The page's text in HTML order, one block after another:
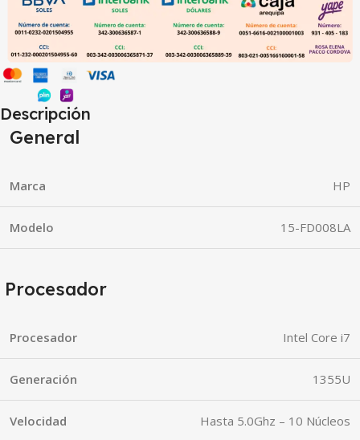
Descripción
General
Marca HP
Modelo 15-FD008LA
Procesador
Procesador Intel Core i7
Generación 1355U
Velocidad Hasta 5.0Ghz – 10 Núcleos